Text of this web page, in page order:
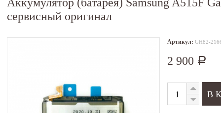
сервисный оригинал
Артикул: GH82-
2 900 Р